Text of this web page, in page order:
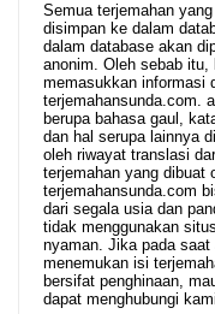
Semua terjemahan
disimpan ke dalam
dalam database akan
anonim. Oleh sebab
memasukkan informasi
terjemahansunda.com.
berupa bahasa gaul,
dan hal serupa lainnya
oleh riwayat translasi
terjemahan yang dibuat
terjemahansunda.com
dari segala usia dan
tidak menggunakan
nyaman. Jika pada saat
menemukan isi
bersifat penghinaan,
dapat menghubungi